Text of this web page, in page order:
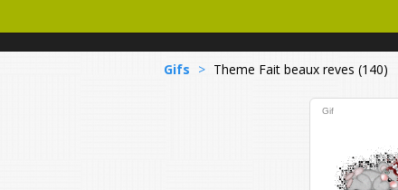
Gifs > Theme Fait beaux reves (140)
Gif